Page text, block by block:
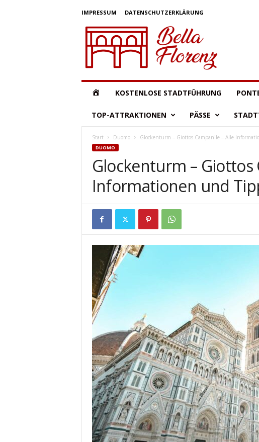
IMPRESSUM
DATENSCHUTZERKLÄRUNG
n
E
L
L
A
F
L
O
R
E
Z
|
O
N
L
KOSTENLOSE STADTFÜHRUNG
TOP-ATTRAKTIONEN PÄSSE
Start Duomo Glockenturm – Giottos Campanile – Alle
DUOMO
Glockenturm – Giottos
Informationen und